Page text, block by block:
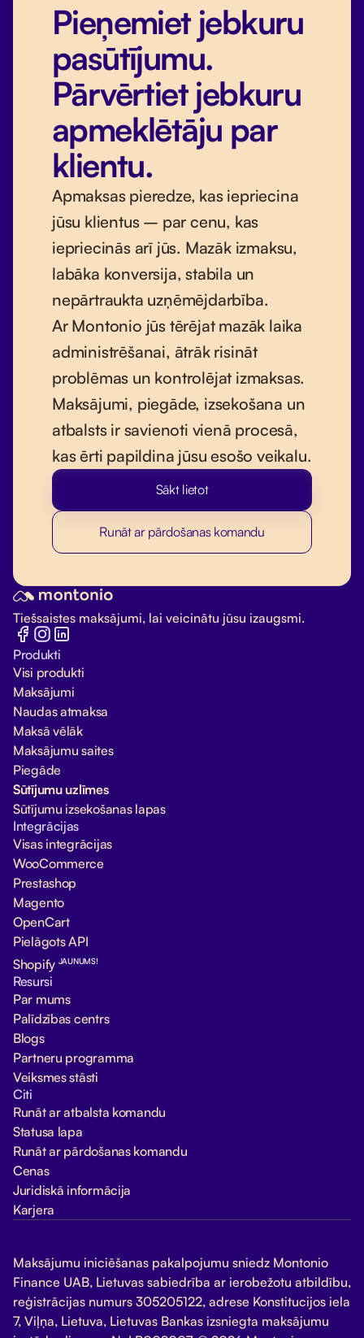
Pieņemiet jebkuru
pasūtījumu.
Pārvērtiet jebkuru
apmeklētāju par
klientu.
Apmaksas pieredze, kas iepriecina
jūsu klientus – par cenu, kas
iepriecinās arī jūs. Mazāk izmaksu,
labāka konversija, stabila un
nepārtraukta uzņēmējdarbība.
Ar Montonio jūs tērējat mazāk laika
administrēšanai, ātrāk risināt
problēmas un kontrolējat izmaksas.
Maksājumi, piegāde, izsekošana un
atbalsts ir savienoti vienā procesā,
kas ērti papildina jūsu esošo veikalu.
Sākt lietot
Runāt ar pārdošanas komandu
Tiešsaistes maksājumi, lai veicinātu jūsu izaugsmi.
Produkti
Visi produkti
Maksājumi
Naudas atmaksa
Maksā vēlāk
Maksājumu saites
Piegāde
Sūtījumu uzlīmes
Sūtījumu izsekošanas lapas
Integrācijas
Visas integrācijas
WooCommerce
Prestashop
Magento
OpenCart
Pielāgots API
Shopify JAUNUMS!
Resursi
Par mums
Palīdzības centrs
Blogs
Partneru programma
Veiksmes stāsti
Citi
Runāt ar atbalsta komandu
Statusa lapa
Runāt ar pārdošanas komandu
Cenas
Juridiskā informācija
Karjera
Maksājumu iniciēšanas pakalpojumu sniedz Montonio
Finance UAB, Lietuvas sabiedrība ar ierobežotu atbildību,
reģistrācijas numurs 305205122, adrese Konstitucijos iela
7, Viļņa, Lietuva, Lietuvas Bankas izsniegta maksājumu